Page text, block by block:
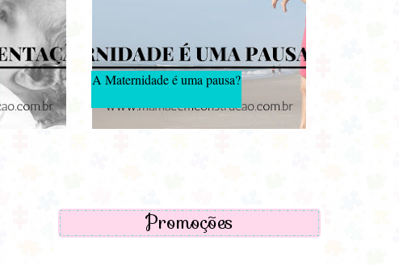
A Maternidade é uma pausa?
Promoções